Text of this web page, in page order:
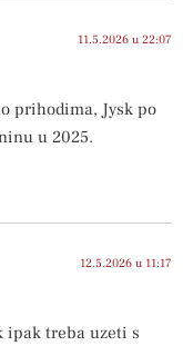
11.5.2026 u 22:07
prihodima, Jysk po
u 2025.
12.5.2026 u 11:17
ipak treba uzeti s